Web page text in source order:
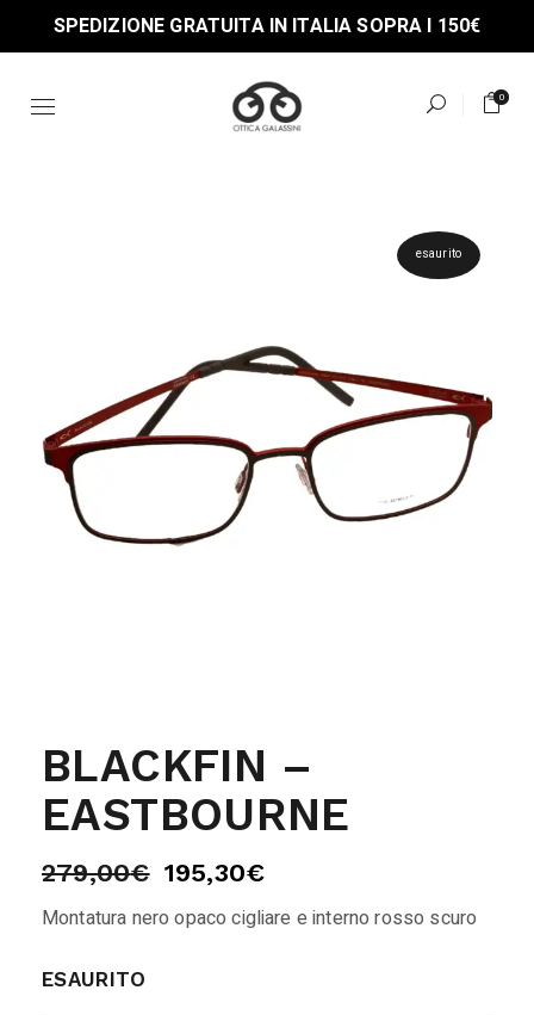
the
SPEDIZIONE GRATUITA IN ITALIA SOPRA I 150€
0
esaurito
BLACKFIN –
EASTBOURNE
279,00€ 195,30€
Montatura nero opaco cigliare e interno rosso scuro
ESAURITO